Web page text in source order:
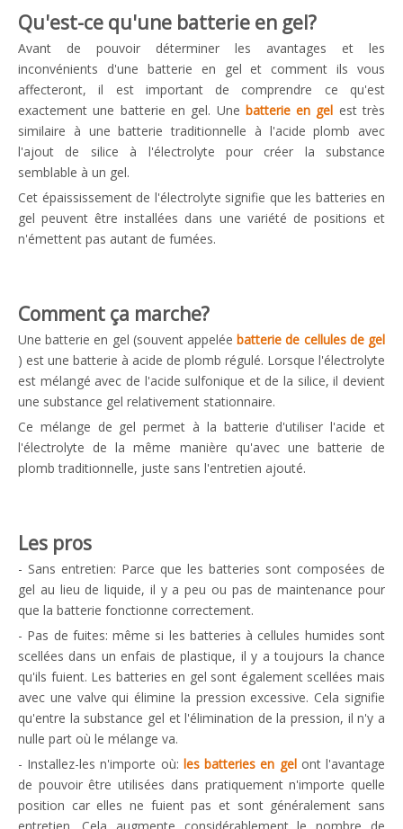
Qu'est-ce qu'une batterie en gel?
Avant de pouvoir déterminer les avantages et les
inconvénients d'une batterie en gel et comment ils vous
affecteront, il est important de comprendre ce qu'est
exactement une batterie en gel. Une batterie en gel est très
similaire à une batterie traditionnelle à l'acide plomb avec
l'ajout de silice à l'électrolyte pour créer la substance
semblable à un gel.
Cet épaississement de l'électrolyte signifie que les batteries en
gel peuvent être installées dans une variété de positions et
n'émettent pas autant de fumées.
Comment ça marche?
Une batterie en gel (souvent appeléebatterie de cellules de gel
) est une batterie à acide de plomb régulé. Lorsque l'électrolyte
est mélangé avec de l'acide sulfonique et de la silice, il devient
une substance gel relativement stationnaire.
Ce mélange de gel permet à la batterie d'utiliser l'acide et
l'électrolyte de la même manière qu'avec une batterie de
plomb traditionnelle, juste sans l'entretien ajouté.
Les pros
- Sans entretien: Parce que les batteries sont composées de
gel au lieu de liquide, il y a peu ou pas de maintenance pour
que la batterie fonctionne correctement.
- Pas de fuites: même si les batteries à cellules humides sont
scellées dans un enfais de plastique, il y a toujours la chance
qu'ils fuient. Les batteries en gel sont également scellées mais
avec une valve qui élimine la pression excessive. Cela signifie
qu'entre la substance gel et l'élimination de la pression, il n'y a
nulle part où le mélange va.
- Installez-les n'importe où: les batteries en gel ont l'avantage
de pouvoir être utilisées dans pratiquement n'importe quelle
position car elles ne fuient pas et sont généralement sans